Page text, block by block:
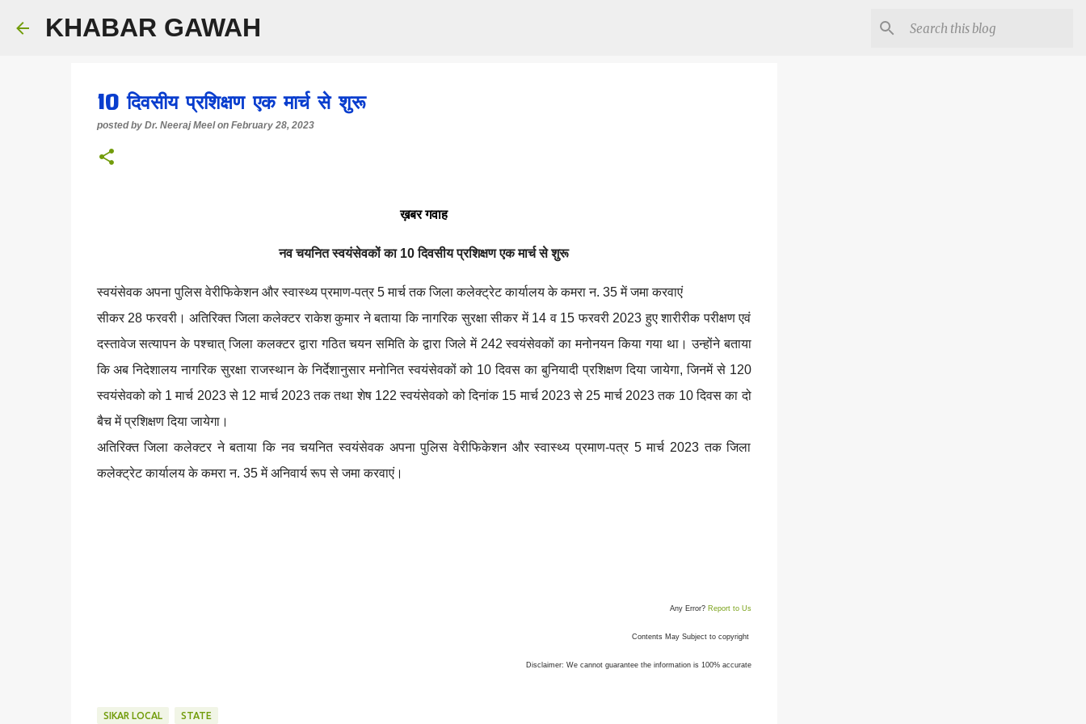
KHABAR GAWAH
10 दिवसीय प्रशिक्षण एक मार्च से शुरू
posted by Dr. Neeraj Meel on February 28, 2023
ख़बर गवाह
नव चयनित स्वयंसेवकों का 10 दिवसीय प्रशिक्षण एक मार्च से शुरू
स्वयंसेवक अपना पुलिस वेरीफिकेशन और स्वास्थ्य प्रमाण-पत्र 5 मार्च तक जिला कलेक्ट्रेट कार्यालय के कमरा न. 35 में जमा करवाएं
सीकर 28 फरवरी। अतिरिक्त जिला कलेक्टर राकेश कुमार ने बताया कि नागरिक सुरक्षा सीकर में 14 व 15 फरवरी 2023 हुए शारीरीक परीक्षण एवं
दस्तावेज सत्यापन के पश्चात् जिला कलक्टर द्वारा गठित चयन समिति के द्वारा जिले में 242 स्वयंसेवकों का मनोनयन किया गया था। उन्होंने बताया
कि अब निदेशालय नागरिक सुरक्षा राजस्थान के निर्देशानुसार मनोनित स्वयंसेवकों को 10 दिवस का बुनियादी प्रशिक्षण दिया जायेगा, जिनमें से 120
स्वयंसेवको को 1 मार्च 2023 से 12 मार्च 2023 तक तथा शेष 122 स्वयंसेवको को दिनांक 15 मार्च 2023 से 25 मार्च 2023 तक 10 दिवस का दो
बैच में प्रशिक्षण दिया जायेगा।
अतिरिक्त जिला कलेक्टर ने बताया कि नव चयनित स्वयंसेवक अपना पुलिस वेरीफिकेशन और स्वास्थ्य प्रमाण-पत्र 5 मार्च 2023 तक जिला
कलेक्ट्रेट कार्यालय के कमरा न. 35 में अनिवार्य रूप से जमा करवाएं।
Any Error? Report to Us
Contents May Subject to copyright
Disclaimer: We cannot guarantee the information is 100% accurate
SIKAR LOCAL STATE